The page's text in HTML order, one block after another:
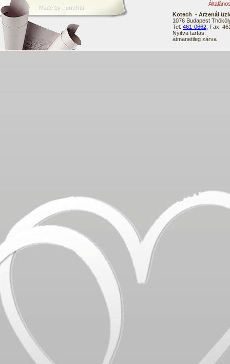
Made by FortuNet
Kotech - Arzenál
1076 Budapest
Tel: 461-0662 , Fax:
Nyitva tartás:
átmanetileg zárva